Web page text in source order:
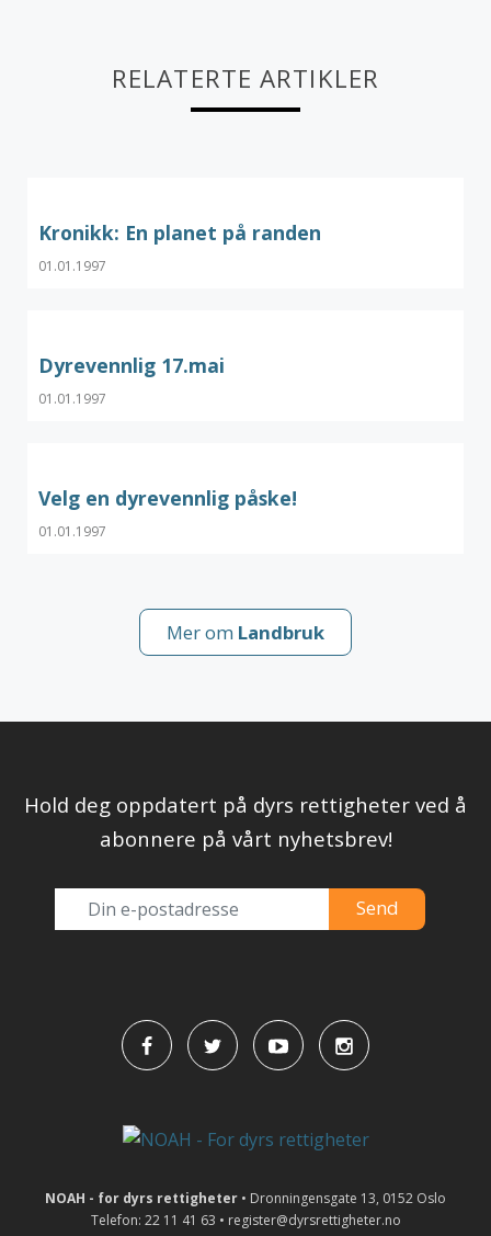
RELATERTE ARTIKLER
Kronikk: En planet på randen
01.01.1997
Dyrevennlig 17.mai
01.01.1997
Velg en dyrevennlig påske!
01.01.1997
Mer om Landbruk
Hold deg oppdatert på dyrs rettigheter ved å
abonnere på vårt nyhetsbrev!
NOAH - for dyrs rettigheter • Dronningensgate 13, 0152 Oslo
Telefon: 22 11 41 63 • register@dyrsrettigheter.no